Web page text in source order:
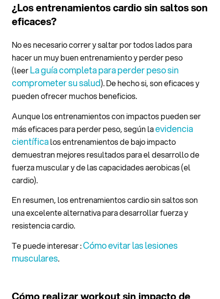
¿Los entrenamientos cardio sin saltos son
eficaces?
No es necesario correr y saltar por todos lados para
hacer un muy buen entrenamiento y perder peso
(leerLa guía completa para perder peso sin
comprometer su salud). De hecho si, son eficaces y
pueden ofrecer muchos beneficios.
Aunque los entrenamientos con impactos pueden ser
más eficaces para perder peso, según laevidencia
científicalos entrenamientos de bajo impacto
demuestran mejores resultados para el desarrollo de
fuerza muscular y de las capacidades aerobicas (el
cardio).
En resumen, los entrenamientos cardio sin saltos son
una excelente alternativa para desarrollar fuerza y
resistencia cardio.
Te puede interesar :Cómo evitar las lesiones
musculares.
Cómo realizar workout sin impacto de